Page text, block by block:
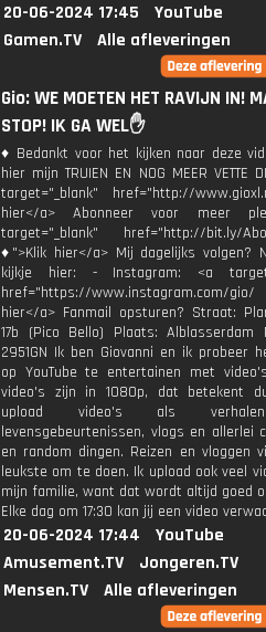
20-06-2024 17:45
YouTube
Gamen.TV
Alle afleveringen
Gio: WE MOETEN HET RAVIJN IN!
STOP! IK GA WEL✋
♦ Bedankt voor het kijken naar deze
hier mijn TRUIEN EN NOG MEER VETTE
target="_blank" href="http://
hier</a> Abonneer voor meer
target="_blank" href="http://bit.ly/
♦">Klik hier</a> Mij dagelijks volgen?
kijkje hier: - Instagram: <a
href="https://www.instagram.com/
hier</a> Fanmail opsturen? Straat:
17b (Pico Bello) Plaats: Alblasserdam
2951GN Ik ben Giovanni en ik probeer
op YouTube te entertainen met
video's zijn in 1080p, dat betekent
upload video's als
levensgebeurtenissen, vlogs en allerlei
en random dingen. Reizen en vloggen
leukste om te doen. Ik upload ook veel
mijn familie, want dat wordt altijd goed
Elke dag om 17:30 kan jij een video
20-06-2024 17:44
YouTube
Amusement.TV
Jongeren.TV
Mensen.TV
Alle afleveringen